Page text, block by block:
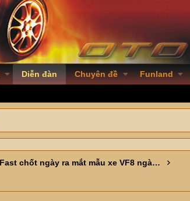
Diễn đàn Chuyên đề Funland
VinFast chốt ngày ra mắt mẫu xe VF8 ngày 20/05/2026